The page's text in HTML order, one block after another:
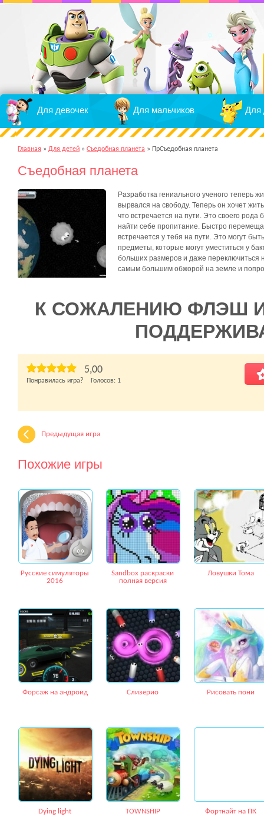
Для девочек Для мальчиков Для
Главная » Для детей » Съедобная планета » ПрСъедобная планета
Съедобная планета
Разработка гениального ученого теперь
вырвался на свободу. Теперь он хочет
что встречается на пути. Это своего
найти себе пропитание. Быстро
встречается у тебя на пути. Это могут
предметы, которые могут уместиться у
больших размеров и даже
самым большим обжорой на земле и
К СОЖАЛЕНИЮ ФЛЭШ
5,00
Понравилась игра? Голосов: 1
Предыдущая игра
Похожие игры
Русские симуляторы
2016
Sandbox раскраски
полная версия
Ловушки Тома
Форсаж на андроид Слизерио Рисовать пони
Dying light TOWNSHIP Фортнайт на ПК